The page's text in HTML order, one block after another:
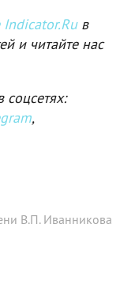
Indicator.Ruв
и читайте нас
,
В.П. Иванникова